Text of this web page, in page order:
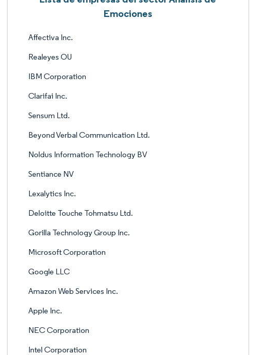
Emociones
Affectiva Inc.
Realeyes OU
IBM Corporation
Clarifai Inc.
Sensum Ltd.
Beyond Verbal Communication Ltd.
Noldus Information Technology BV
Sentiance NV
Lexalytics Inc.
Deloitte Touche Tohmatsu Ltd.
Gorilla Technology Group Inc.
Microsoft Corporation
Google LLC
Amazon Web Services Inc.
Apple Inc.
NEC Corporation
Intel Corporation